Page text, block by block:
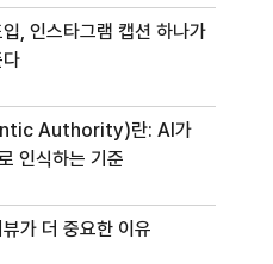
, 인스타그램 캡션 하나가
Authority)란: AI가
인식하는 기준
가 더 중요한 이유